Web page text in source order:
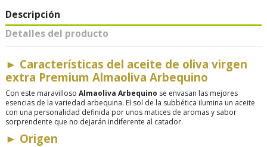
Descripción
Detalles del producto
► Características del aceite de oliva virgen
extra Premium Almaoliva Arbequino
Con este maravilloso Almaoliva Arbequino se envasan las mejores
esencias de la variedad arbequina. El sol de la subbética ilumina un aceite
con una personalidad definida por unos matices de aromas y sabor
sorprendente que no dejarán indiferente al catador.
► Origen